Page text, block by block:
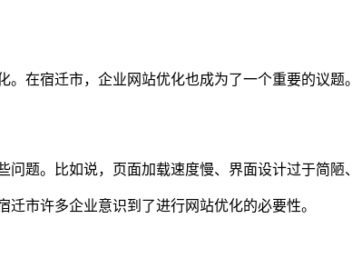
。在宿迁市，企业网站优化也成为了一个重要的议题
题。比如说，页面加载速度慢、界面设计过于简陋
市许多企业意识到了进行网站优化的必要性。